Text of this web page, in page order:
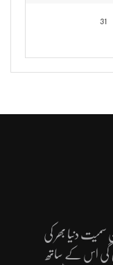
31
دنیا بھر کی
گی اس کے ساتھ